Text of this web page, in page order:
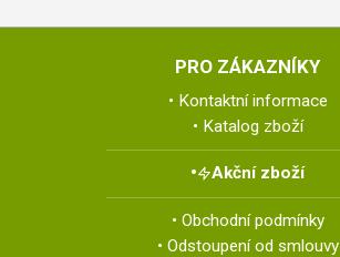
PRO ZÁKAZNÍKY
Kontaktní informace
Katalog zboží
Akční zboží
Obchodní podmínky
Odstoupení od smlouvy